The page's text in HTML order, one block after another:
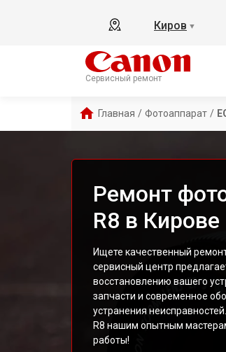
Киров ▼
Сервисный ремонт
Главная / Фотоаппарат /
Ремонт
R8 в Кирове
Ищете качественный
сервисный центр
восстановлению вашего
запчасти и современное
устранения
R8 нашим опытным
работы!